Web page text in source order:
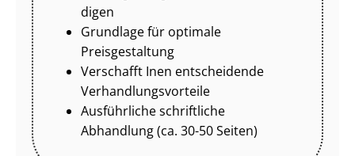
di­gen
Grundlage für optimale
Preisgestaltung
Verschafft Inen entscheidende
Ver­hand­lungs­vor­tei­le
Ausführliche schriftliche
Abhandlung (ca. 30-50 Seiten)